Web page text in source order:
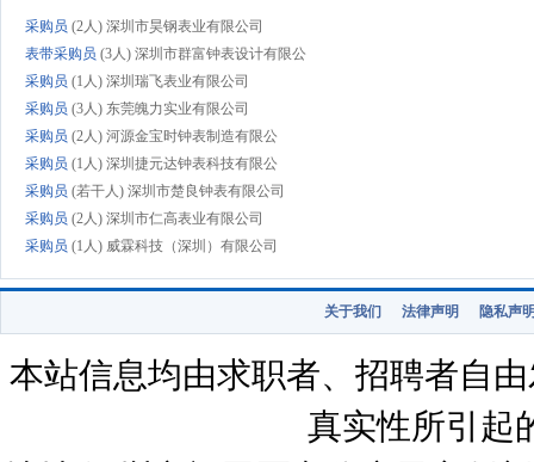
采购员 (2人) 深圳市昊钢表业有限公司
表带采购员 (3人) 深圳市群富钟表设计有限公
采购员 (1人) 深圳瑞飞表业有限公司
采购员 (3人) 东莞魄力实业有限公司
采购员 (2人) 河源金宝时钟表制造有限公
采购员 (1人) 深圳捷元达钟表科技有限公
采购员 (若干人) 深圳市楚良钟表有限公司
采购员 (2人) 深圳市仁高表业有限公司
采购员 (1人) 威霖科技（深圳）有限公司
采购员(2人) 深圳市琪久科技有限公司
采购员(2人) 香港雷有限公司东莞代表处
关于我们 法律声明 隐私声
本站信息均由求职者、招聘者自
真实性所引起